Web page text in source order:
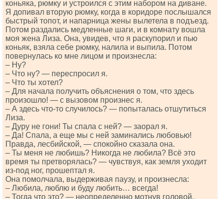
коньяка, рюмку и устроился с этим набором на диване.
Я допивал вторую рюмку, когда в коридоре послышался
быстрый топот, и напарница жены вылетела в подъезд.
Потом раздались медленные шаги, и в комнату вошла
моя жена Лиза. Она, увидев, что я раскупорил и пью
коньяк, взяла себе рюмку, налила и выпила. Потом
повернулась ко мне лицом и произнесла:
– Ну?
– Что ну? — переспросил я.
– Что ты хотел?
– Для начала получить объяснения о том, что здесь
произошло! — с вызовом произнес я.
– А здесь что-то случилось? — попыталась отшутиться
Лиза.
– Дуру не гони! Ты спала с ней? — заорал я.
– Да! Спала, а еще мы с ней заминались любовью!
Правда, лесбийской, — спокойно сказала она.
– Ты меня не любишь? Никогда не любила? Всё это
время ты претворялась? — чувствуя, как земля уходит
из-под ног, прошептал я.
Она помолчала, выдерживая паузу, и произнесла:
– Любила, люблю и буду любить… всегда!
– Тогда что это? — неопределенно мотнув головой,